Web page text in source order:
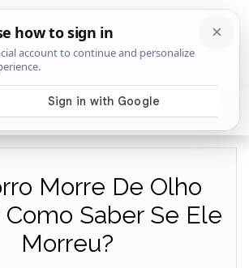
Morre De Olho
Saber Se Ele
Morreu?